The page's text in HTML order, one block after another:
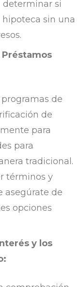
determinar si
sin una
Préstamos
de
de
para
para
tradicional.
términos y
asegúrate de
opciones
y los